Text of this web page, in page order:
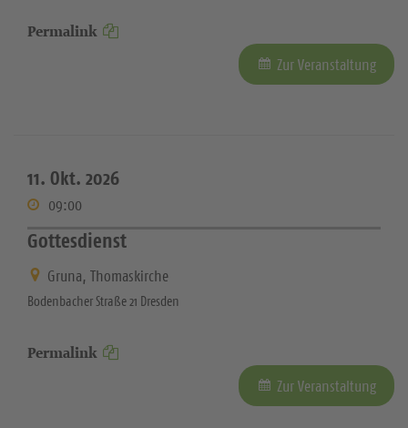
Permalink
Zur Veranstaltung
11. Okt. 2026
09:00
Gottesdienst
Gruna, Thomaskirche
Bodenbacher Straße 21 Dresden
Permalink
Zur Veranstaltung